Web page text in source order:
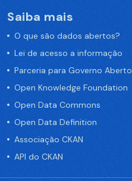
Saiba mais
O que são dados abertos?
Lei de acesso a informação
Parceria para Governo Aberto
Open Knowledge Foundation
Open Data Commons
Open Data Definition
Associação CKAN
API do CKAN